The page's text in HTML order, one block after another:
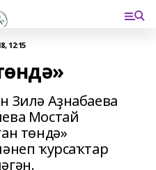
12:15
Зилә Аҙнабаева
Мостай
төндә»
ҡурсаҡтар